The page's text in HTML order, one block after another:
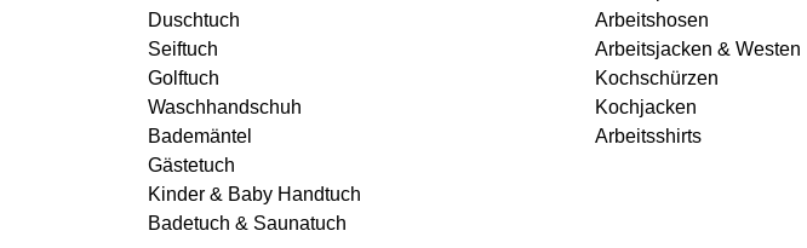
Duschtuch
Seiftuch
Golftuch
Waschhandschuh
Bademäntel
Gästetuch
Kinder & Baby Handtuch
Badetuch & Saunatuch
Arbeitshosen
Arbeitsjacken & Westen
Kochschürzen
Kochjacken
Arbeitsshirts